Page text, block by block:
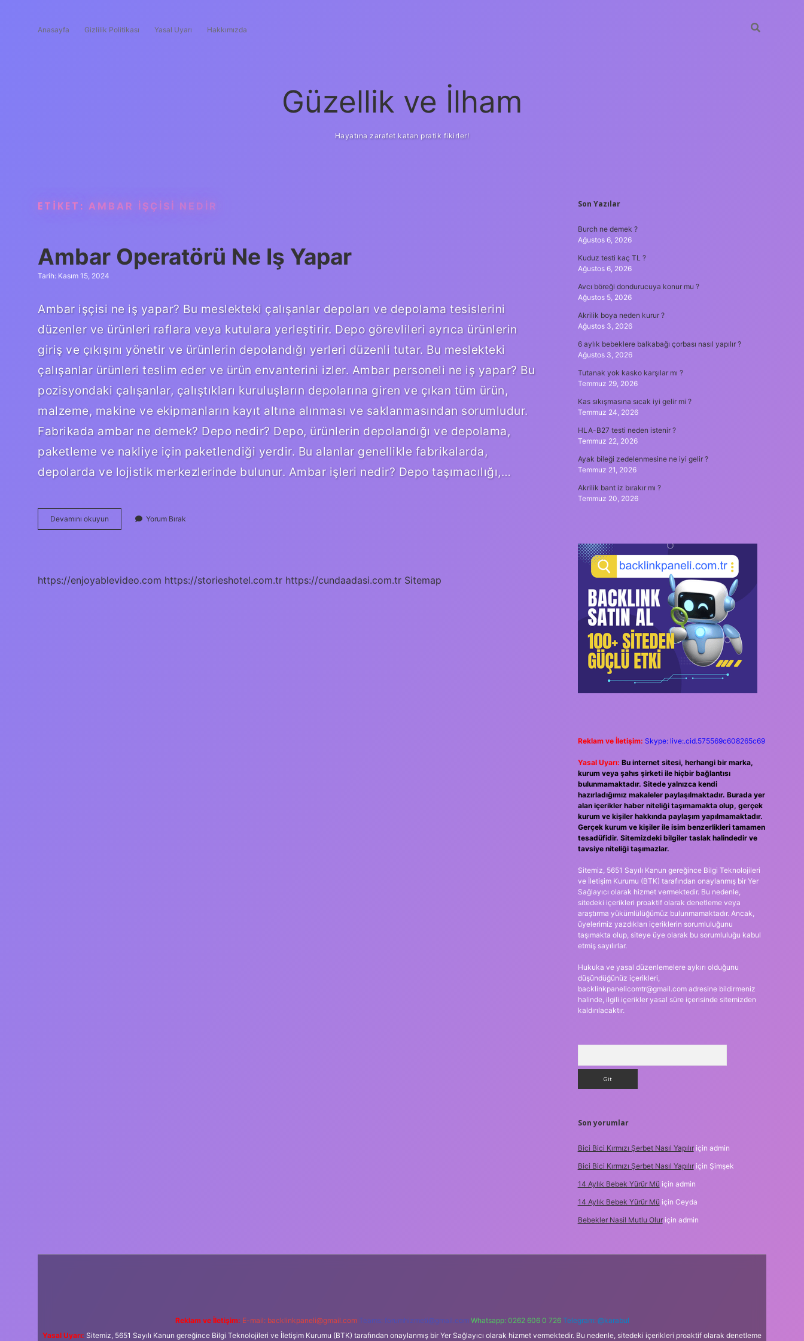
Anasayfa Gizlilik Politikası Yasal Uyarı Hakkımızda
Güzellik ve İlham
Hayatına zarafet katan pratik fikirler!
ETIKET: AMBAR IŞÇISI NEDIR
Ambar Operatörü Ne Iş Yapar
Tarih: Kasım 15, 2024
Ambar işçisi ne iş yapar? Bu meslekteki çalışanlar depoları ve depolama tesislerini
düzenler ve ürünleri raflara veya kutulara yerleştirir. Depo görevlileri ayrıca ürünlerin
giriş ve çıkışını yönetir ve ürünlerin depolandığı yerleri düzenli tutar. Bu meslekteki
çalışanlar ürünleri teslim eder ve ürün envanterini izler. Ambar personeli ne iş yapar? Bu
pozisyondaki çalışanlar, çalıştıkları kuruluşların depolarına giren ve çıkan tüm ürün,
malzeme, makine ve ekipmanların kayıt altına alınması ve saklanmasından sorumludur.
Fabrikada ambar ne demek? Depo nedir? Depo, ürünlerin depolandığı ve depolama,
paketleme ve nakliye için paketlendiği yerdir. Bu alanlar genellikle fabrikalarda,
depolarda ve lojistik merkezlerinde bulunur. Ambar işleri nedir? Depo taşımacılığı,…
Devamını okuyun
Operatörü
Yorum Bırak
https://enjoyablevideo.com https://storieshotel.com.tr https://cundaadasi.com.tr Sitemap
SIDEBAR
Son Yazılar
Burch ne demek ?
Ağustos 6, 2026
Kuduz testi kaç TL ?
Ağustos 6, 2026
Avcı böreği dondurucuya konur mu ?
Ağustos 5, 2026
Akrilik boya neden kurur ?
Ağustos 3, 2026
6 aylık bebeklere balkabağı çorbası nasıl yapılır ?
Ağustos 3, 2026
Tutanak yok kasko karşılar mı ?
Temmuz 29, 2026
Kas sıkışmasına sıcak iyi gelir mi ?
Temmuz 24, 2026
HLA-B27 testi neden istenir ?
Temmuz 22, 2026
Ayak bileği zedelenmesine ne iyi gelir ?
Temmuz 21, 2026
Akrilik bant iz bırakır mı ?
Temmuz 20, 2026
Reklam ve İletişim: Skype: live:.cid.575569c608265c69
Yasal Uyarı: Bu internet sitesi, herhangi bir marka,
kurum veya şahıs şirketi ile hiçbir bağlantısı
bulunmamaktadır. Sitede yalnızca kendi
hazırladığımız makaleler paylaşılmaktadır. Burada yer
alan içerikler haber niteliği taşımamakta olup, gerçek
kurum ve kişiler hakkında paylaşım yapılmamaktadır.
Gerçek kurum ve kişiler ile isim benzerlikleri tamamen
tesadüfidir. Sitemizdeki bilgiler taslak halindedir ve
tavsiye niteliği taşımazlar.
Sitemiz, 5651 Sayılı Kanun gereğince Bilgi Teknolojileri
ve İletişim Kurumu (BTK) tarafından onaylanmış bir Yer
Sağlayıcı olarak hizmet vermektedir. Bu nedenle,
sitedeki içerikleri proaktif olarak denetleme veya
araştırma yükümlülüğümüz bulunmamaktadır. Ancak,
üyelerimiz yazdıkları içeriklerin sorumluluğunu
taşımakta olup, siteye üye olarak bu sorumluluğu kabul
etmiş sayılırlar.
Hukuka ve yasal düzenlemelere aykırı olduğunu
düşündüğünüz içerikleri,
backlinkpanelicomtr@gmail.comadresine bildirmeniz
halinde, ilgili içerikler yasal süre içerisinde sitemizden
kaldırılacaktır.
Son yorumlar
Bici Bici Kırmızı Şerbet Nasıl Yapılıriçin admin
Bici Bici Kırmızı Şerbet Nasıl Yapılıriçin Şimşek
14 Aylık Bebek Yürür Mü için admin
14 Aylık Bebek Yürür Mü için Ceyda
Bebekler Nasil Mutlu Oluriçin admin
güvenilir bahis siteleriilbet giriş adresi
Reklam ve İletişim: E-mail: backlinkpaneli@gmail.com Teams: forumhizmeti@gmail.com Whatsapp: 0262 606 0 726 Telegram: @karabul
Yasal Uyarı: Sitemiz, 5651 Sayılı Kanun gereğince Bilgi Teknolojileri ve İletişim Kurumu (BTK) tarafından onaylanmış bir Yer Sağlayıcı olarak hizmet vermektedir. Bu nedenle, sitedeki içerikleri proaktif olarak denetleme